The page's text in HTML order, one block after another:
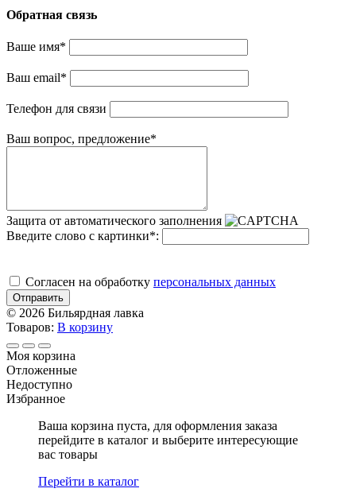
Обратная связь
Ваше имя*
Ваш email*
Телефон для связи
Ваш вопрос, предложение*
Защита от автоматического заполнения
Введите слово с картинки*:
Cогласен на обработку персональных данных
Отправить
© 2026 Бильярдная лавка
Товаров: В корзину
Моя корзина
Отложенные
Недоступно
Избранное
Ваша корзина пуста, для оформления заказа
перейдите в каталог и выберите интересующие
вас товары
Перейти в каталог